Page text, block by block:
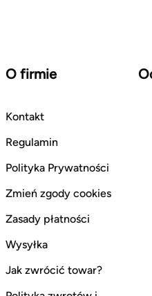
O firmie
Kontakt
Regulamin
Polityka Prywatności
Zmień zgody cookies
Zasady płatności
Wysyłka
Jak zwrócić towar?